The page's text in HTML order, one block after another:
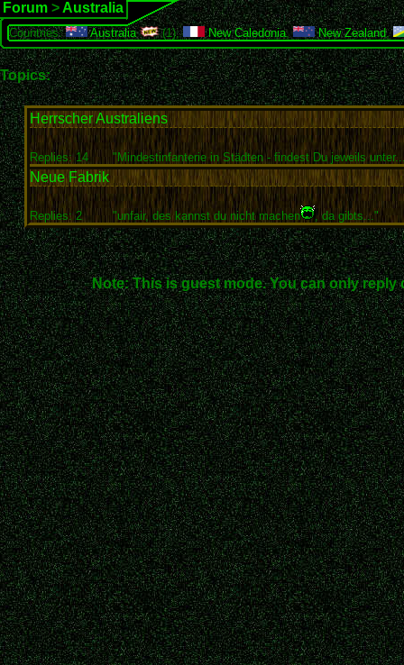
Forum > Australia
Countries: Australia (1), New Caledonia, New Zealand,
Topics:
Herrscher Australiens
Replies: 14 "Mindestinfanterie in Städten - findest Du jeweils
Neue Fabrik
Replies: 2 "unfair, des kannst du nicht machen , da gibts..."
Note: This is guest mode. You can only